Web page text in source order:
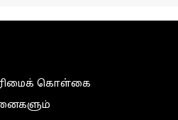
கொள்கை